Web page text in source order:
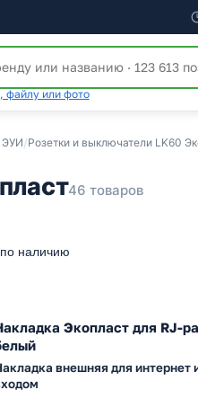
файлу или фото
ЭУИ/Розетки и выключатели LK60
46 товаров
по наличию
Экопласт для RJ-
внешняя для интернет